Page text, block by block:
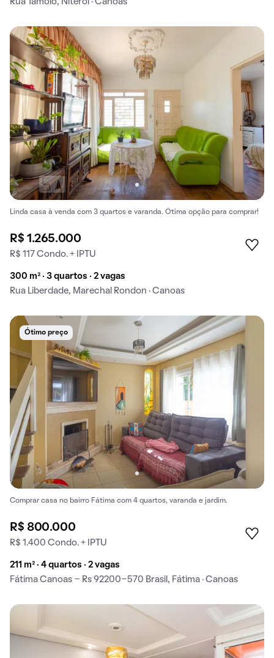
Rua Tamôio, Niterói · Canoas
Linda casa à venda com 3 quartos e varanda. Ótima opção para comprar!
R$ 1.265.000
R$ 117 Condo. + IPTU
300 m² · 3 quartos · 2 vagas
Rua Liberdade, Marechal Rondon · Canoas
Ótimo preço
Comprar casa no bairro Fátima com 4 quartos, varanda e jardim.
R$ 800.000
R$ 1.400 Condo. + IPTU
211 m² · 4 quartos · 2 vagas
Fátima Canoas - Rs 92200-570 Brasil, Fátima · Canoas